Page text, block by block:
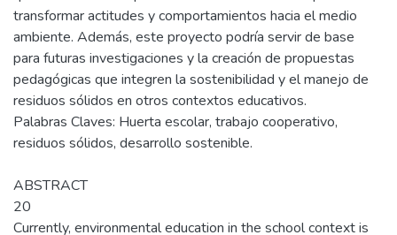
transformar actitudes y comportamientos hacia el medio
ambiente. Además, este proyecto podría servir de base
para futuras investigaciones y la creación de propuestas
pedagógicas que integren la sostenibilidad y el manejo de
residuos sólidos en otros contextos educativos.
Palabras Claves: Huerta escolar, trabajo cooperativo,
residuos sólidos, desarrollo sostenible.
ABSTRACT
20
Currently, environmental education in the school context is